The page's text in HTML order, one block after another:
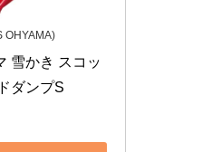
OHYAMA)
雪かき スコッ
ダンプS